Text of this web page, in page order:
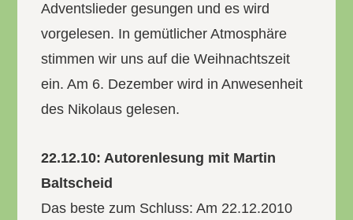
Adventslieder gesungen und es wird
vorgelesen. In gemütlicher Atmosphäre
stimmen wir uns auf die Weihnachtszeit
ein. Am 6. Dezember wird in Anwesenheit
des Nikolaus gelesen.
22.12.10: Autorenlesung mit Martin
Baltscheid
Das beste zum Schluss: Am 22.12.2010